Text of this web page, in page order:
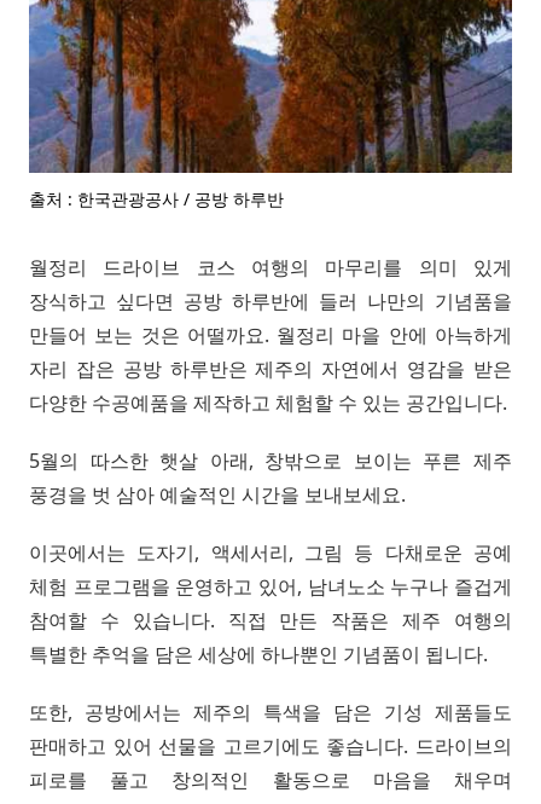
출처 : 한국관광공사 / 공방 하루반
월정리 드라이브 코스 여행의 마무리를 의미 있게
장식하고 싶다면 공방 하루반에 들러 나만의 기념품을
만들어 보는 것은 어떨까요. 월정리 마을 안에 아늑하게
자리 잡은 공방 하루반은 제주의 자연에서 영감을 받은
다양한 수공예품을 제작하고 체험할 수 있는 공간입니다.
5월의 따스한 햇살 아래, 창밖으로 보이는 푸른 제주
풍경을 벗 삼아 예술적인 시간을 보내보세요.
이곳에서는 도자기, 액세서리, 그림 등 다채로운 공예
체험 프로그램을 운영하고 있어, 남녀노소 누구나 즐겁게
참여할 수 있습니다. 직접 만든 작품은 제주 여행의
특별한 추억을 담은 세상에 하나뿐인 기념품이 됩니다.
또한, 공방에서는 제주의 특색을 담은 기성 제품들도
판매하고 있어 선물을 고르기에도 좋습니다. 드라이브의
피로를 풀고 창의적인 활동으로 마음을 채우며